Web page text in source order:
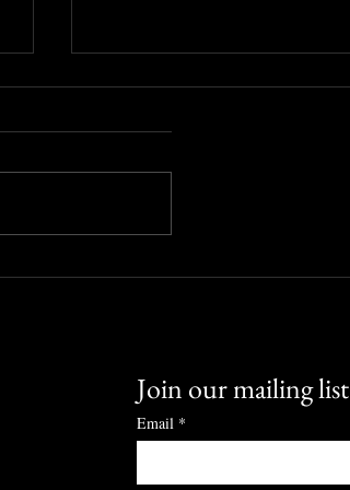
การเลือกโบรกเกอร์: วิธีดู "ตู้
Join our mailing list
Email *